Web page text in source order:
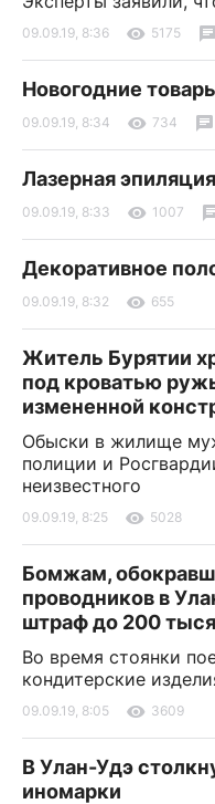
09.09.19, 8:36 5175
Новогодние
09.09.19, 8:34 734
Лазерная
09.09.19, 8:33 1007
Декоративное
09.09.19, 8:32 655
Житель Бурятии
под кроватью
измененной
Обыски в жилище
полиции и
неизвестного
09.09.19, 8:25 5028
Бомжам,
проводников в
штраф до 200
Во время стоянки
кондитерские
09.09.19, 8:05 3609
В Улан-Удэ
иномарки